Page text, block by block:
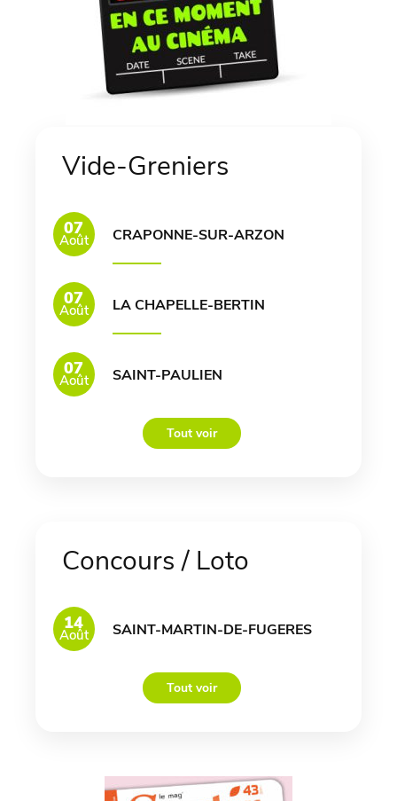
Vide-Greniers
07
Août CRAPONNE-SUR-ARZON
07
Août LA CHAPELLE-BERTIN
07
Août SAINT-PAULIEN
Tout voir
Concours / Loto
14
Août SAINT-MARTIN-DE-FUGERES
Tout voir